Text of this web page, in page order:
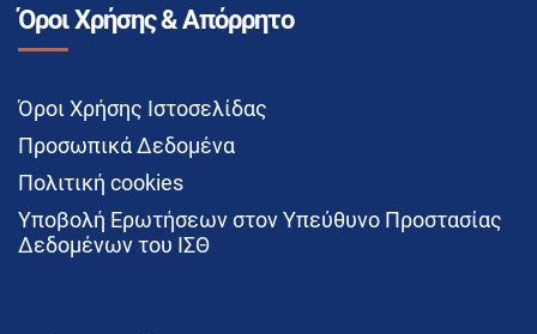
Όροι Χρήσης & Απόρρητο
Όροι Χρήσης Ιστοσελίδας
Προσωπικά Δεδομένα
Πολιτική cookies
Υποβολή Ερωτήσεων στον Υπεύθυνο Προστασίας
Δεδομένων του ΙΣΘ